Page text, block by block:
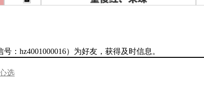
：hz4001000016）为好友，获得及时信息。
选